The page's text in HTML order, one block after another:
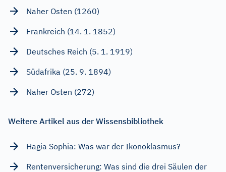
Naher Osten (1260)
Frankreich (14. 1. 1852)
Deutsches Reich (5. 1. 1919)
Südafrika (25. 9. 1894)
Naher Osten (272)
Weitere Artikel aus der Wissensbibliothek
Hagia Sophia: Was war der Ikonoklasmus?
Rentenversicherung: Was sind die drei Säulen der